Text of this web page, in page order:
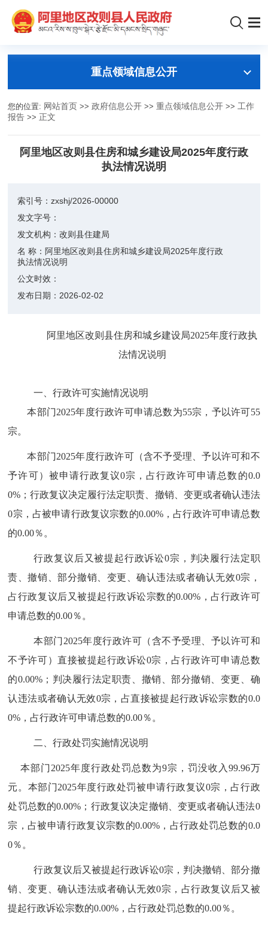
重点领域信息公开
您的位置: 网站首页 >>政府信息公开 >>重点领域信息公开 >>工作
报告 >> 正文
阿里地区改则县住房和城乡建设局2025年度行政
执法情况说明
索引号：zxshj/2026-00000
发文字号：
发文机构：改则县住建局
名 称： 阿里地区改则县住房和城乡建设局2025年度行政
执法情况说明
公文时效：
发布日期： 2026-02-02
阿里地区改则县住房和城乡建设局2025年度行政执
法情况说明
一、行政许可实施情况说明
本部门2025年度行政许可申请总数为55宗，予以许可55
宗。
本部门2025年度行政许可（含不予受理、予以许可和不
予许可）被申请行政复议0宗，占行政许可申请总数的0.0
0% ；行政复议决定履行法定职责、撤销、变更或者确认违法
0宗，占被申请行政复议宗数的0.00%，占行政许可申请总数
的0.00％。
行政复议后又被提起行政诉讼0宗，判决履行法定职
责、撤销、部分撤销、变更、确认违法或者确认无效0宗，
占行政复议后又被提起行政诉讼宗数的0.00% ，占行政许可
申请总数的0.00％。
本部门 2025年度行政许可（含不予受理、予以许可和
不予许可）直接被提起行政诉讼0宗，占行政许可申请总数
的0.00% ；判决履行法定职责、撤销、部分撤销、变更、确
认违法或者确认无效0宗，占直接被提起行政诉讼宗数的0.0
0% ，占行政许可申请总数的0.00％。
二、行政处罚实施情况说明
本部门 2025年度行政处罚总数为9宗，罚没收入 99.96万
元。本部门2025年度行政处罚被申请行政复议0宗，占行政
处罚总数的0.00% ；行政复议决定撤销、变更或者确认违法0
宗，占被申请行政复议宗数的0.00% ，占行政处罚总数的0.0
0％。
行政复议后又被提起行政诉讼0宗，判决撤销、部分撤
销、变更、确认违法或者确认无效0宗，占行政复议后又被
提起行政诉讼宗数的0.00% ，占行政处罚总数的0.00％。